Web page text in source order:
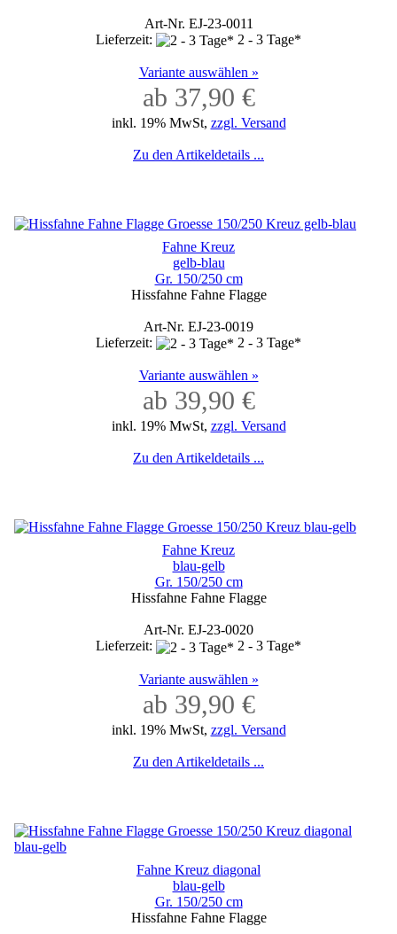
Art-Nr. EJ-23-0011
Lieferzeit:
2 - 3 Tage*
Variante auswählen »
ab 37,90 €
inkl. 19% MwSt, zzgl. Versand
Zu den Artikeldetails ...
Fahne Kreuz
gelb-blau
Gr. 150/250 cm
Hissfahne Fahne Flagge
Art-Nr. EJ-23-0019
Lieferzeit:
2 - 3 Tage*
Variante auswählen »
ab 39,90 €
inkl. 19% MwSt, zzgl. Versand
Zu den Artikeldetails ...
Fahne Kreuz
blau-gelb
Gr. 150/250 cm
Hissfahne Fahne Flagge
Art-Nr. EJ-23-0020
Lieferzeit:
2 - 3 Tage*
Variante auswählen »
ab 39,90 €
inkl. 19% MwSt, zzgl. Versand
Zu den Artikeldetails ...
Fahne Kreuz diagonal
blau-gelb
Gr. 150/250 cm
Hissfahne Fahne Flagge